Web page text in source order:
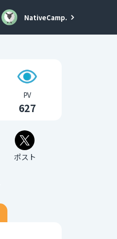
NativeCamp.
PV
627
ポスト